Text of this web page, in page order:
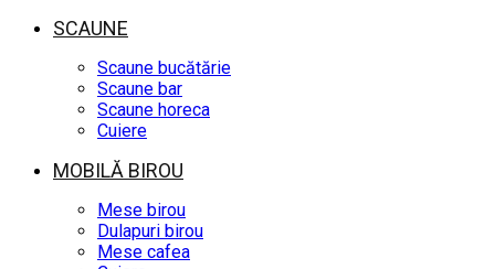
SCAUNE
Scaune bucătărie
Scaune bar
Scaune horeca
Cuiere
MOBILĂ BIROU
Mese birou
Dulapuri birou
Mese cafea